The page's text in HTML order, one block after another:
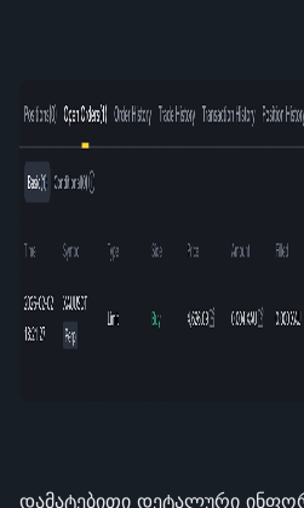
დამატებითი დეტალური